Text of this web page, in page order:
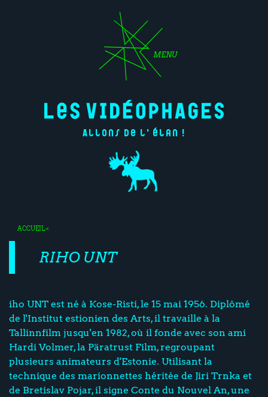
MENU
Allons de l'élan !
ACCUEIL<
RIHO UNT
iho UNT est né à Kose-Risti, le 15 mai 1956. Diplômé
de l'Institut estionien des Arts, il travaille à la
Tallinnfilm jusqu'en 1982, où il fonde avec son ami
Hardi Volmer, la Päratrust Film, regroupant
plusieurs animateurs d'Estonie. Utilisant la
technique des marionnettes héritée de Jiri Trnka et
de Bretislav Pojar, il signe Conte du Nouvel An, une